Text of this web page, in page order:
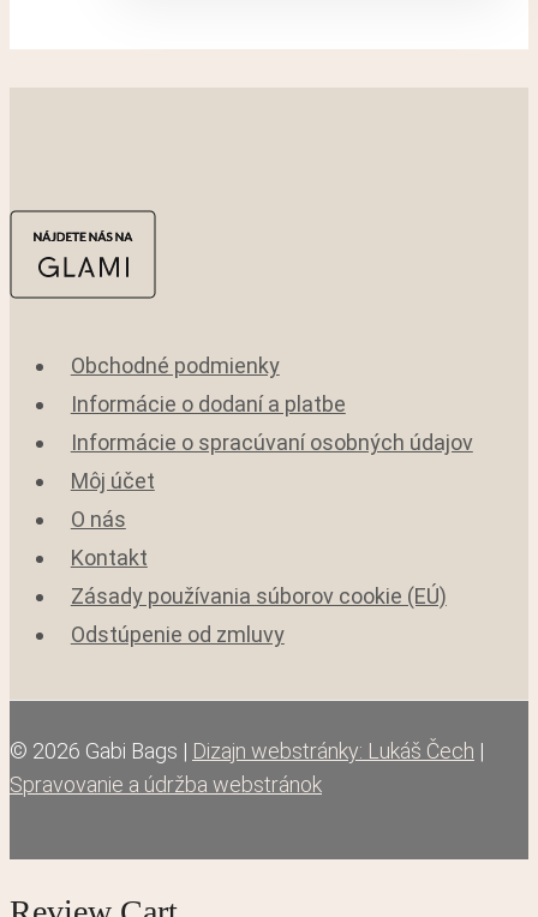
Obchodné podmienky
Informácie o dodaní a platbe
Informácie o spracúvaní osobných údajov
Môj účet
O nás
Kontakt
Zásady používania súborov cookie (EÚ)
Odstúpenie od zmluvy
© 2026 Gabi Bags | Dizajn webstránky: Lukáš Čech |
Spravovanie a údržba webstránok